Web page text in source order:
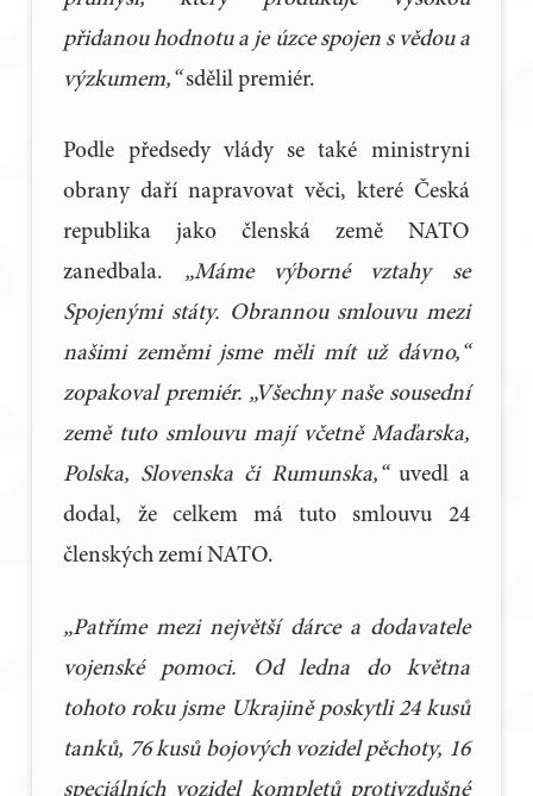
přidanou hodnotu a je úzce spojen s vědou a
výzkumem,“sdělil premiér.
Podle předsedy vlády se také ministryni
obrany daří napravovat věci, které Česká
republika jako členská země NATO
zanedbala. „Máme výborné vztahy se
Spojenými státy. Obrannou smlouvu mezi
našimi zeměmi jsme měli mít už dávno,“
zopakoval premiér. „Všechny naše sousední
země tuto smlouvu mají včetně Maďarska,
Polska, Slovenska či Rumunska,“uvedl a
dodal, že celkem má tuto smlouvu 24
členských zemí NATO.
„Patříme mezi největší dárce a dodavatele
vojenské pomoci. Od ledna do května
tohoto roku jsme Ukrajině poskytli 24 kusů
tanků, 76 kusů bojových vozidel pěchoty, 16
speciálních vozidel kompletů protivzdušné